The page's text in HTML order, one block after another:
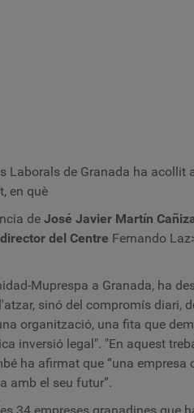
Laborals de Granada ha
en què
de José Javier Martín
director del Centre Fernando
Muprespa a Granada, ha
sinó del compromís diari,
organització, una fita que
inversió legal". "En aquest
ha afirmat que “una
amb el seu futur”.